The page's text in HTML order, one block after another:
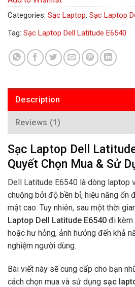
Categories: Sạc Laptop, Sạc Laptop
Tag: Sạc Laptop Dell Latitude E6540
Description
Reviews (1)
Sạc Laptop Dell
Quyết Chọn Mua & Sử
Dell Latitude E6540 là dòng laptop
chuộng bởi độ bền bỉ, hiệu năng ổn
mật cao. Tuy nhiên, sau một thời
Laptop Dell Latitude E6540 đi kèm
hoặc hư hỏng, ảnh hưởng đến khả
nghiệm người dùng.
Bài viết này sẽ cung cấp cho bạn
cách chọn mua và sử dụng sạc